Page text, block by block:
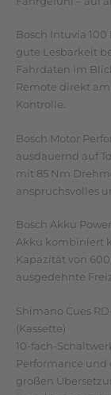
Bosch Intuvia
gute Lesbarkeit
Fahrdaten im
Remote direkt
Kontrolle.
Bosch Motor
ausdauernd auf
mit 85 Nm
anspruchsvolles
Bosch Akku
Akku kombiniert
Kapazität von
ausgedehnte
Shimano Cues
(Kassette)
10-fach-
Performance
großen